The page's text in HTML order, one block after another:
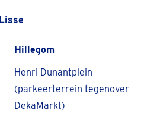
Hillegom
Henri Dunantplein
(parkeerterrein tegenover
DekaMarkt)